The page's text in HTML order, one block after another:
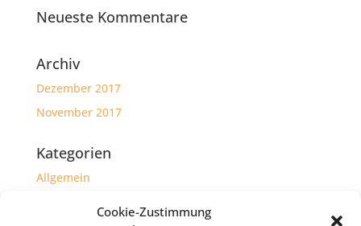
Cookie-Zustimmung
Neueste Kommentare
Archiv
Dezember 2017
November 2017
Kategorien
Allgemein